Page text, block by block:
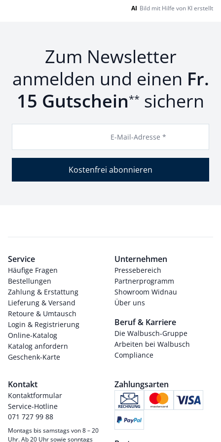
AI Bild mit Hilfe von KI erstellt
Zum Newsletter
anmelden und einen Fr.
15 Gutschein** sichern
E-Mail-Adresse *
Kostenfrei abonnieren
Service
Häufige Fragen
Bestellungen
Zahlung & Erstattung
Lieferung & Versand
Retoure & Umtausch
Login & Registrierung
Online-Katalog
Katalog anfordern
Geschenk-Karte
Unternehmen
Pressebereich
Partnerprogramm
Showroom Widnau
Über uns
Beruf & Karriere
Die Walbusch-Gruppe
Arbeiten bei Walbusch
Compliance
Kontakt
Kontaktformular
Service-Hotline
071 727 99 88
Montags bis samstags von 8 – 20
Uhr. Ab 20 Uhr sowie sonntags
Zahlungsarten